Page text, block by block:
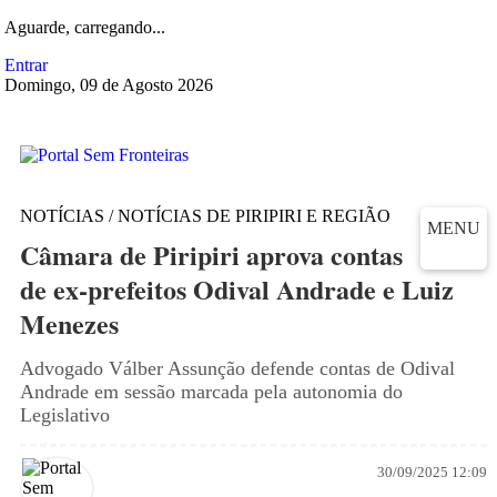
Aguarde, carregando...
Entrar
Domingo, 09 de Agosto 2026
MENU
NOTÍCIAS / NOTÍCIAS DE PIRIPIRI E REGIÃO
Câmara de Piripiri aprova contas
de ex-prefeitos Odival Andrade e Luiz
Menezes
Advogado Válber Assunção defende contas de Odival
Andrade em sessão marcada pela autonomia do
Legislativo
30/09/2025 12:09